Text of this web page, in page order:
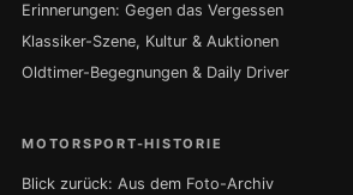
Erinnerungen: Gegen das Vergessen
Klassiker-Szene, Kultur & Auktionen
Oldtimer-Begegnungen & Daily Driver
MOTORSPORT-HISTORIE
Blick zurück: Aus dem Foto-Archiv